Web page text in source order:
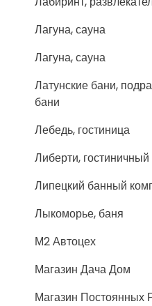
Лагуна, сауна
Лагуна, сауна
Латунские бани,
бани
Лебедь, гостиница
Либерти,
Липецкий банный
Лыкоморье, баня
М2 Автоцех
Магазин Дача Дом
Магазин Постоянных